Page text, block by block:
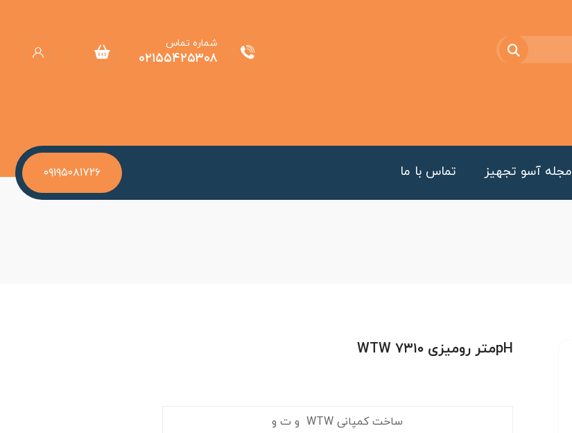
شماره تماس
۰۲۱۵۵۴۲۵۳۰۸
مجله آسو تجهیز تماس با ما ۰۹۱۹۵۰۸۱۷۲۶
pHمتر رومیزی WTW ۷۳۱۰
ساخت کمپانی WTW و ت و